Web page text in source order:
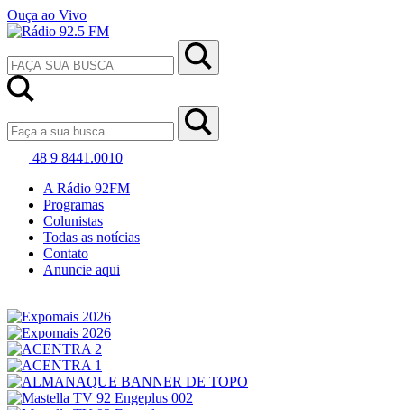
Ouça ao Vivo
48 9 8441.0010
A Rádio 92FM
Programas
Colunistas
Todas as notícias
Contato
Anuncie aqui